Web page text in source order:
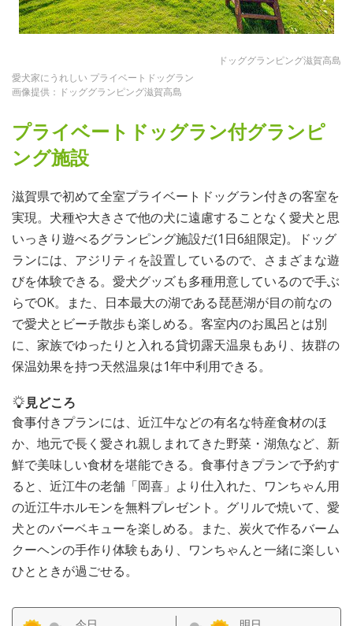
ドッググランピング滋賀高島
愛犬家にうれしい プライベートドッグラン
画像提供：ドッググランピング滋賀高島
プライベートドッグラン付グランピ
ング施設
滋賀県で初めて全室プライベートドッグラン付きの客室を
実現。犬種や大きさで他の犬に遠慮することなく愛犬と思
いっきり遊べるグランピング施設だ(1日6組限定)。ドッグ
ランには、アジリティを設置しているので、さまざまな遊
びを体験できる。愛犬グッズも多種用意しているので手ぶ
らでOK。また、日本最大の湖である琵琶湖が目の前なの
で愛犬とビーチ散歩も楽しめる。客室内のお風呂とは別
に、家族でゆったりと入れる貸切露天温泉もあり、抜群の
保温効果を持つ天然温泉は1年中利用できる。
見どころ
食事付きプランには、近江牛などの有名な特産食材のほ
か、地元で長く愛され親しまれてきた野菜・湖魚など、新
鮮で美味しい食材を堪能できる。食事付きプランで予約す
ると、近江牛の老舗「岡喜」より仕入れた、ワンちゃん用
の近江牛ホルモンを無料プレゼント。グリルで焼いて、愛
犬とのバーベキューを楽しめる。また、炭火で作るバーム
クーヘンの手作り体験もあり、ワンちゃんと一緒に楽しい
ひとときが過ごせる。